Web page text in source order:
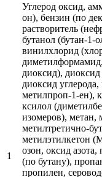
1
Углерод оксид,
он), бензин (по
растворитель
бутанол (бутан-1-
винилхлорид
диметилформамид,
диоксид),
диоксид
метилпроп-1-ен),
ксилол
изомеров), метан,
метилтретично-
метилэтилкетон
озон, оксид
(по бутану),
пропилен,